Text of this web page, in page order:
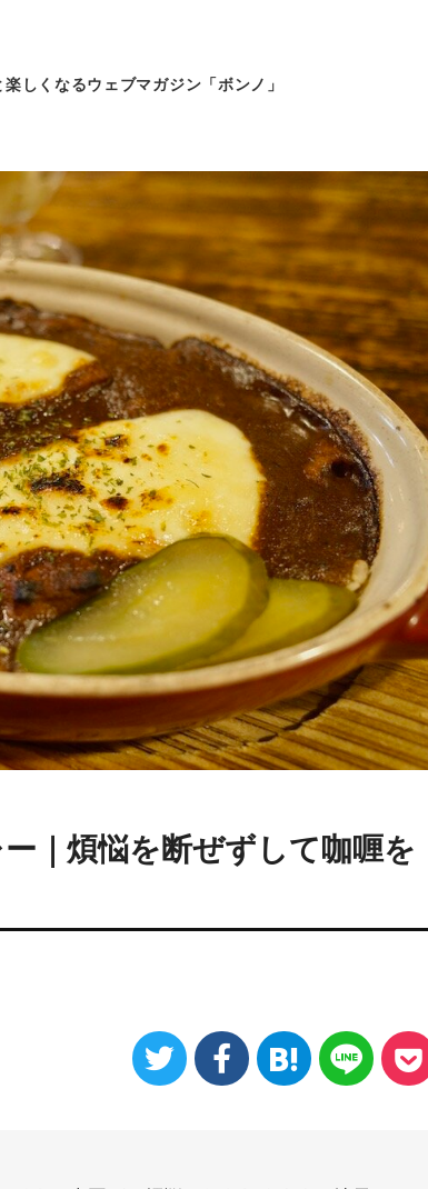
楽しくなるウェブマガジン「ボンノ」
｜煩悩を断ぜずして咖喱を